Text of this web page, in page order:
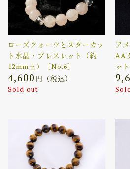
ローズクォーツとスターカッ
ト水晶・ブレスレット（約
12mm玉）［No.6］
4,600 円（税込）
Sold out
ア
AA
ッ